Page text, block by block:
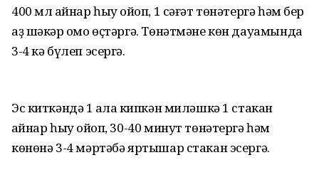
400 мл ҡайнар һыу ҡойоп, 1 сәғәт төнәтергә һәм бер
аҙ шәкәр ҡомо өҫтәргә. Төнәтмәне көн дауамында
3-4 кә бүлеп эсергә.
Эс киткәндә 1 ҡалаҡ кипкән миләшкә 1 стакан
ҡайнар һыу ҡойоп, 30-40 минут төнәтергә һәм
көнөнә 3-4 мәртәбә яртышар стакан эсергә.